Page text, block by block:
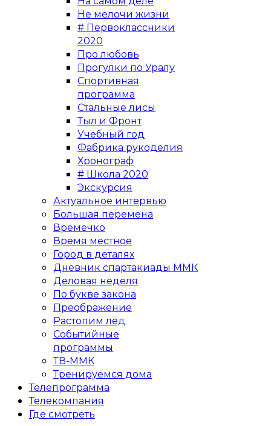
Не мелочи жизни
# Первоклассники
2020
Про любовь
Прогулки по Уралу
Спортивная
программа
Стальные лисы
Тыл и Фронт
Учебный год
Фабрика рукоделия
Хронограф
# Школа 2020
Экскурсия
Актуальное интервью
Большая перемена
Времечко
Время местное
Город в деталях
Дневник спартакиады ММК
Деловая неделя
По букве закона
Преображение
Растопим лёд
Событийные
программы
ТВ-ММК
Тренируемся дома
Телепрограмма
Телекомпания
Где смотреть